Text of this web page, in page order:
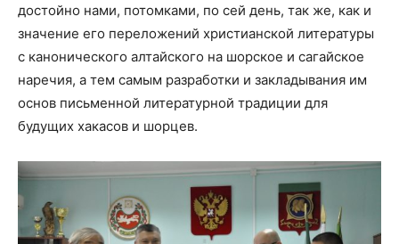
достойно нами, потомками, по сей день, так же, как и
значение его переложений христианской литературы
с канонического алтайского на шорское и сагайское
наречия, а тем самым разработки и закладывания им
основ письменной литературной традиции для
будущих хакасов и шорцев.